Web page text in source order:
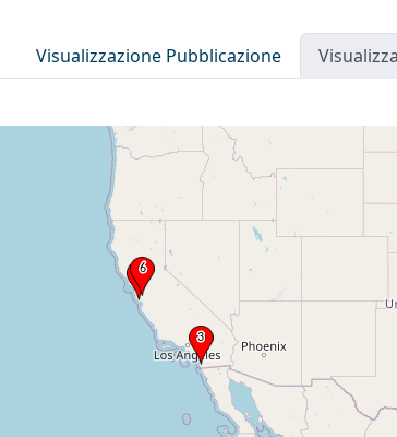
Visualizzazione Pubblicazione